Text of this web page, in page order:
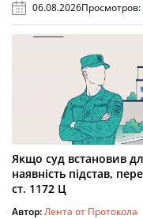
06.08.2026Просмотров:
Якщо суд встановив
наявність підстав,
ст. 1172 Ц
Автор:Лента от Протокола